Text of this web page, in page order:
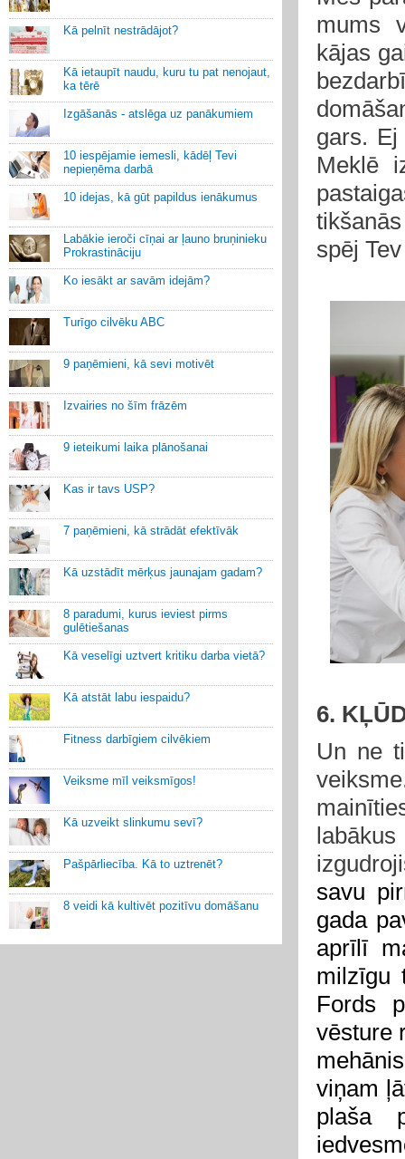
Kā pelnīt nestrādājot?
Kā ietaupīt naudu, kuru tu pat nenojaut,
ka tērē
Izgāšanās - atslēga uz panākumiem
10 iespējamie iemesli, kādēļ Tevi
nepieņēma darbā
10 idejas, kā gūt papildus ienākumus
Labākie ieroči cīņai ar ļauno bruņinieku
Prokrastināciju
Ko iesākt ar savām idejām?
Turīgo cilvēku ABC
9 paņēmieni, kā sevi motivēt
Izvairies no šīm frāzēm
9 ieteikumi laika plānošanai
Kas ir tavs USP?
7 paņēmieni, kā strādāt efektīvāk
Kā uzstādīt mērķus jaunajam gadam?
8 paradumi, kurus ieviest pirms
gulētiešanas
Kā veselīgi uztvert kritiku darba vietā?
Kā atstāt labu iespaidu?
Fitness darbīgiem cilvēkiem
Veiksme mīl veiksmīgos!
Kā uzveikt slinkumu sevī?
Pašpārliecība. Kā to uztrenēt?
8 veidi kā kultivēt pozitīvu domāšanu
mums
kājas
gars.
Meklē
spēj
6.
Un ne
savu
gada
aprīlī
milzīgu
Fords
vēsture
viņam
plaša